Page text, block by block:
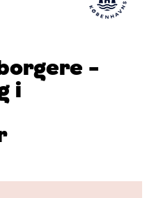
–
i